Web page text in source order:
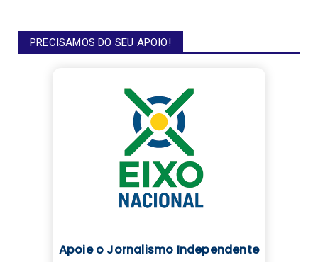
PRECISAMOS DO SEU APOIO!
Apoie o Jornalismo Independente